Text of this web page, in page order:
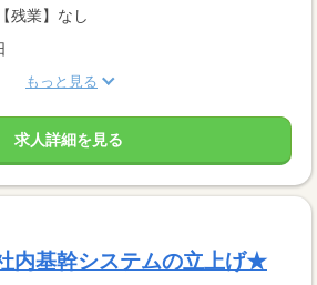
残業】なし
もっと見る
求人詳細を見る
内基幹システムの立上げ★